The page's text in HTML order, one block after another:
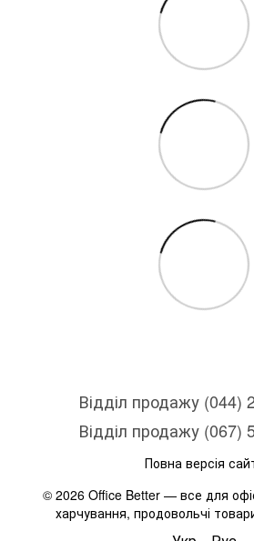
Відділ продажу (044)
Відділ продажу (067)
Повна версія
© 2026 Office Better — все для
харчування, продовольчі